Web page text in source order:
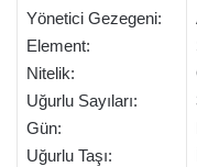
Yönetici Gezegeni:
Element:
Nitelik:
Uğurlu Sayıları:
Gün:
Uğurlu Taşı: